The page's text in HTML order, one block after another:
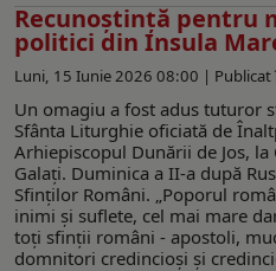
Recunoştinţă
politici din Insula
Luni, 15 Iunie 2026 08:00 | Publicat
Un omagiu a fost adus tuturor
Sfânta Liturghie oficiată de
Arhiepiscopul Dunării de Jos,
Galați. Duminica a II-a după
Sfinţilor Români. „Poporul
inimi și suflete, cel mai mare
toți sfinții români - apostoli,
domnitori credincioși și